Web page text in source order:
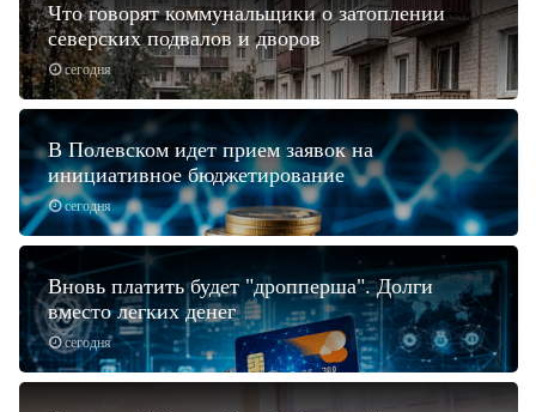
сегодня
Что говорят коммунальщики о затоплении
северских подвалов и дворов
сегодня
В Полевском идет прием заявок на
инициативное бюджетирование
сегодня
Вновь платить будет "дропперша". Долги
вместо легких денег